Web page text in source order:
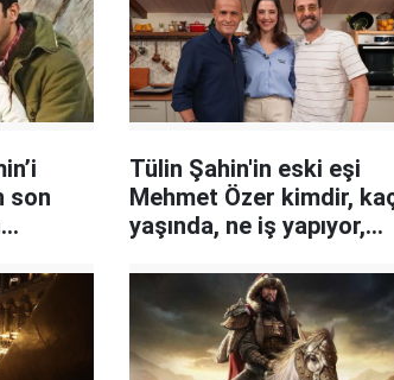
son
Tülin Şahin'in eski eşi
Mehmet Özer kimdir,
yaşında, ne iş yapıyor,